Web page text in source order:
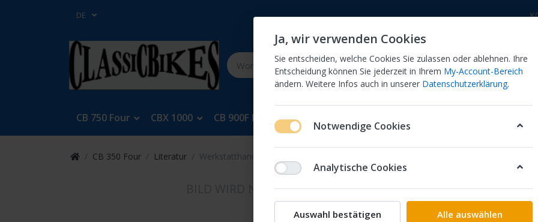
DE
CB 750 Four CBX 1000 CB 900F Bol Dor
CB 350 Four Literatur Werkstatthandbuch Kopie CB 350Four
350Four
Ja, wir verwenden Cookies
Sie entscheiden, welche Cookies Sie zulassen oder ablehnen. Ihre
Entscheidung können Sie jederzeit in Ihrem My-Account-Bereich
ändern. Weitere Infos auch in unserer Datenschutzerklärung.
Notwendige Cookies
Analytische Cookies
Auswahl bestätigen Alle auswählen